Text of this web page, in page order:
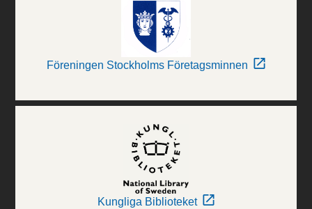
Föreningen Stockholms Företagsminnen
Kungliga Biblioteket